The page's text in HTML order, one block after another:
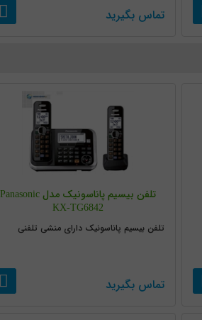
تماس بگیرید
تلفن بیسیم پاناسونیک مدل Panasonic
KX-TG6842
تلفن بیسیم پاناسونیک دارای منشی تلفنی
تماس بگیرید